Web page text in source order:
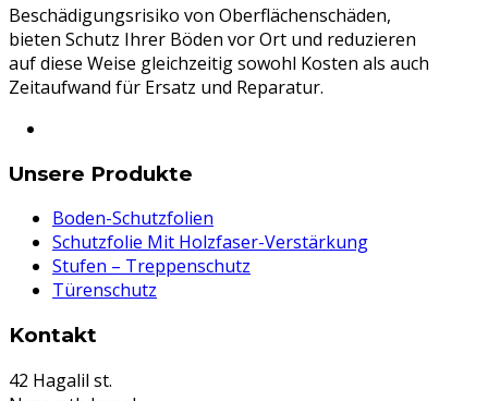
Beschädigungsrisiko von Oberflächenschäden,
bieten Schutz Ihrer Böden vor Ort und reduzieren
auf diese Weise gleichzeitig sowohl Kosten als auch
Zeitaufwand für Ersatz und Reparatur.
Unsere Produkte
Boden-Schutzfolien
Schutzfolie Mit Holzfaser-Verstärkung
Stufen – Treppenschutz
Türenschutz
Kontakt
42 Hagalil st.